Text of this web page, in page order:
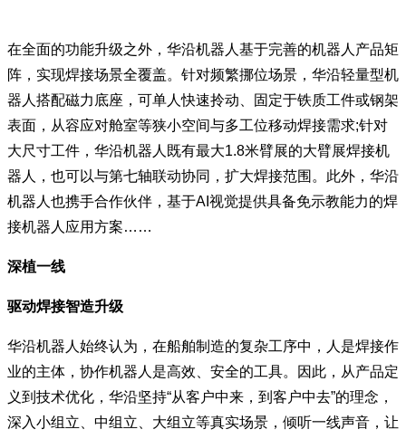
在全面的功能升级之外，华沿机器人基于完善的机器人产品矩
阵，实现焊接场景全覆盖。针对频繁挪位场景，华沿轻量型机
器人搭配磁力底座，可单人快速拎动、固定于铁质工件或钢架
表面，从容应对舱室等狭小空间与多工位移动焊接需求;针对
大尺寸工件，华沿机器人既有最大1.8米臂展的大臂展焊接机
器人，也可以与第七轴联动协同，扩大焊接范围。此外，华沿
机器人也携手合作伙伴，基于AI视觉提供具备免示教能力的焊
接机器人应用方案……
深植一线
驱动焊接智造升级
华沿机器人始终认为，在船舶制造的复杂工序中，人是焊接作
业的主体，协作机器人是高效、安全的工具。因此，从产品定
义到技术优化，华沿坚持“从客户中来，到客户中去”的理念，
深入小组立、中组立、大组立等真实场景，倾听一线声音，让